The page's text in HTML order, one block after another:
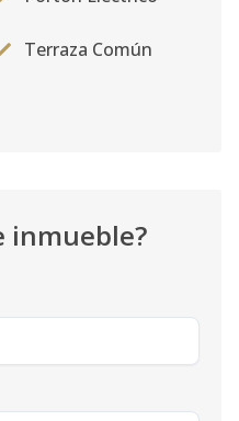
Terraza Común
inmueble?